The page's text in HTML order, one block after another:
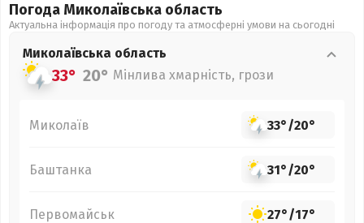
Погода Миколаївська область
Актуальна інформація про погоду та атмосферні умови на сьогодні
Миколаївська область
33° 20° Мінлива хмарність, грози
Миколаїв 33°/20°
Баштанка 31°/20°
Первомайськ 27°/17°